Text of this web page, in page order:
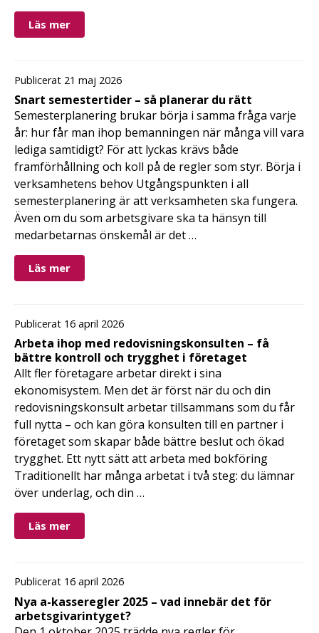
Läs mer
Publicerat 21 maj 2026
Snart semestertider – så planerar du rätt
Semesterplanering brukar börja i samma fråga varje
år: hur får man ihop bemanningen när många vill vara
lediga samtidigt? För att lyckas krävs både
framförhållning och koll på de regler som styr. Börja i
verksamhetens behov Utgångspunkten i all
semesterplanering är att verksamheten ska fungera.
Även om du som arbetsgivare ska ta hänsyn till
medarbetarnas önskemål är det …
Läs mer
Publicerat 16 april 2026
Arbeta ihop med redovisningskonsulten – få
bättre kontroll och trygghet i företaget
Allt fler företagare arbetar direkt i sina
ekonomisystem. Men det är först när du och din
redovisningskonsult arbetar tillsammans som du får
full nytta – och kan göra konsulten till en partner i
företaget som skapar både bättre beslut och ökad
trygghet. Ett nytt sätt att arbeta med bokföring
Traditionellt har många arbetat i två steg: du lämnar
över underlag, och din …
Läs mer
Publicerat 16 april 2026
Nya a-kasseregler 2025 – vad innebär det för
arbetsgivarintyget?